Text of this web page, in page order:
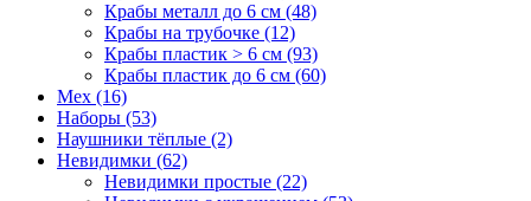
Крабы металл до 6 см (48)
Крабы на трубочке (12)
Крабы пластик > 6 см (93)
Крабы пластик до 6 см (60)
Мех (16)
Наборы (53)
Наушники тёплые (2)
Невидимки (62)
Невидимки простые (22)